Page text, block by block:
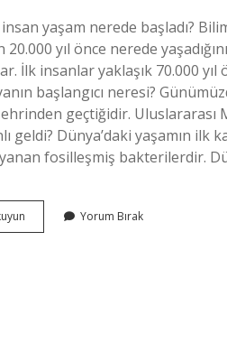
yaşam nerede başladı?
20.000 yıl önce nerede
İlk insanlar yaklaşık 70.000 yıl
başlangıcı neresi?
geçtiğidir. Uluslararası
geldi? Dünya’daki yaşamın ilk
fosilleşmiş bakterilerdir.
Dünyada
Ilk
Yorum Bırak